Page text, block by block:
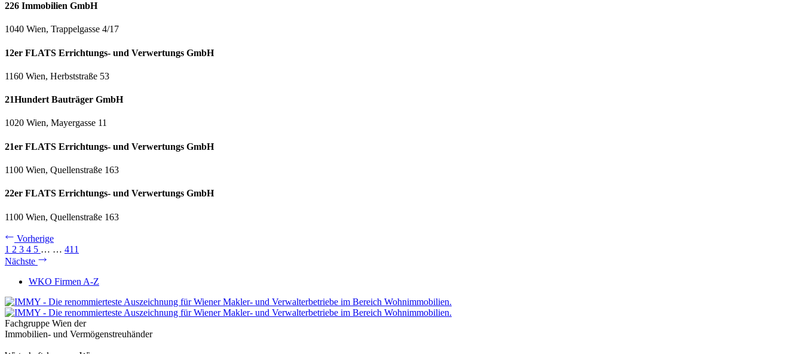
226 Immobilien GmbH
1040 Wien, Trappelgasse 4/17
12er FLATS Errichtungs- und Verwertungs GmbH
1160 Wien, Herbststraße 53
21Hundert Bauträger GmbH
1020 Wien, Mayergasse 11
21er FLATS Errichtungs- und Verwertungs GmbH
1100 Wien, Quellenstraße 163
22er FLATS Errichtungs- und Verwertungs GmbH
1100 Wien, Quellenstraße 163
Vorherige
1 2 3 4 5 … … 411
Nächste
WKO Firmen A-Z
Fachgruppe Wien der
Immobilien- und Vermögenstreuhänder